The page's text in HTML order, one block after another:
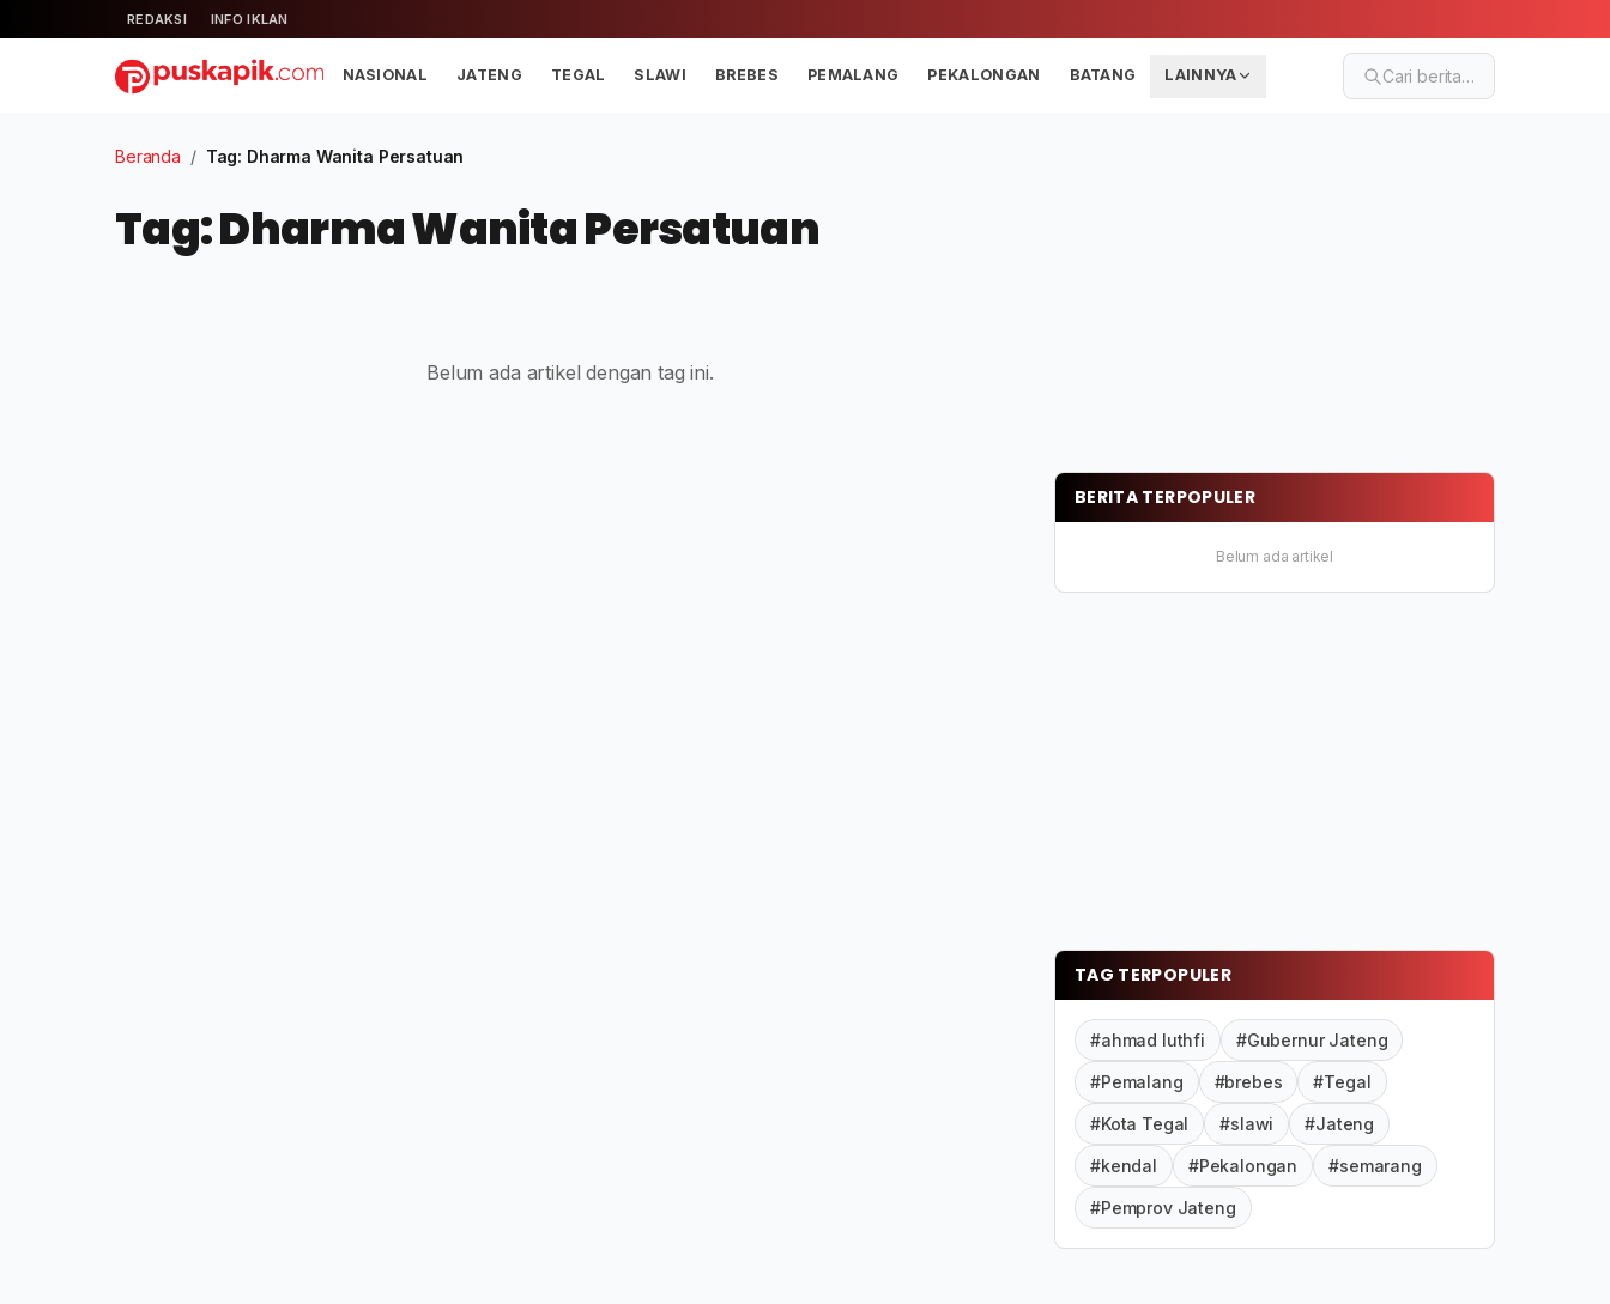
REDAKSI INFO IKLAN
NASIONAL JATENG TEGAL SLAWI BREBES PEMALANG PEKALONGAN BATANG LAINNYA Cari berita…
Beranda / Tag: Dharma Wanita Persatuan
Tag: Dharma Wanita Persatuan
Belum ada artikel dengan tag ini.
BERITA TERPOPULER
Belum ada artikel
TAG TERPOPULER
#ahmad luthfi #Gubernur Jateng
#Pemalang #brebes #Tegal
#Kota Tegal #slawi #Jateng
#kendal #Pekalongan #semarang
#Pemprov Jateng